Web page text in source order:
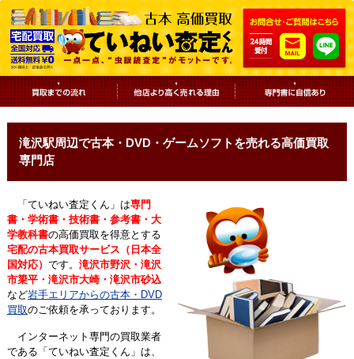
滝沢駅周辺で古本・DVD・ゲームソフトを売れる高価買取
専門店
「ていねい査定くん」は専門
書・学術書・技術書・参考書・大
学教科書の高価買取を得意とする
宅配の古本買取サービス（日本全
国対応） です。 滝沢市野沢・滝沢
市簗平・滝沢市大崎・滝沢市砂込
など岩手エリアからの古本・DVD
買取のご依頼を承っております。
インターネット専門の買取業者
である「ていねい査定くん」は、